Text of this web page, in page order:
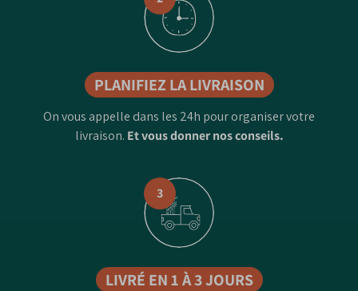
PLANIFIEZ LA LIVRAISON
On vous appelle dans les 24h pour organiser votre
livraison. Et vous donner nos conseils.
3
LIVRÉ EN 1 À 3 JOURS